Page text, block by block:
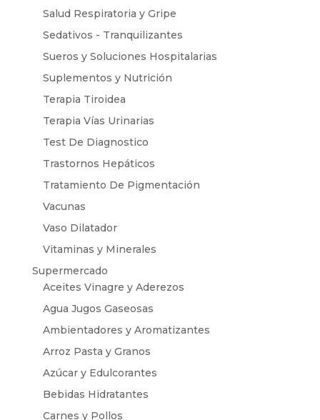
Salud Respiratoria y Gripe
Sedativos - Tranquilizantes
Sueros y Soluciones Hospitalarias
Suplementos y Nutrición
Terapia Tiroidea
Terapia Vías Urinarias
Test De Diagnostico
Trastornos Hepáticos
Tratamiento De Pigmentación
Vacunas
Vaso Dilatador
Vitaminas y Minerales
Supermercado
Aceites Vinagre y Aderezos
Agua Jugos Gaseosas
Ambientadores y Aromatizantes
Arroz Pasta y Granos
Azúcar y Edulcorantes
Bebidas Hidratantes
Carnes y Pollos